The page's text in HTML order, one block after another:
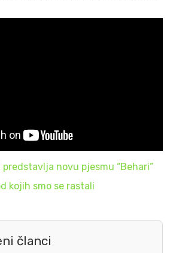
predstavlja novu pjesmu “Behari”
kojih smo se rastali
članci